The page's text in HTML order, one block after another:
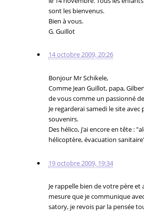
sont les bienvenus.
Bien à vous.
G. Guillot
14 octobre 2009, 20:26
Bonjour Mr Schikele,
Comme Jean Guillot, papa,
de vous comme un passionné
Je regarderai samedi le site avec
souvenirs.
Des hélico, j’ai encore en tête :
hélicoptère, évacuation
19 octobre 2009, 19:34
Je rappelle bien de votre père et
mesure que je communique
satory, je revois par la pensée